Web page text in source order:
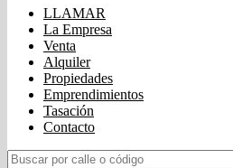
LLAMAR
La Empresa
Venta
Alquiler
Propiedades
Emprendimientos
Tasación
Contacto